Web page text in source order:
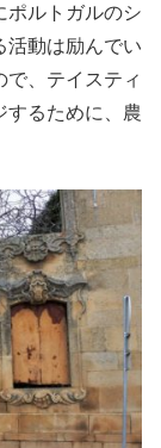
ポルトガルのシ
活動は励んでい
で、テイスティ
するために、農